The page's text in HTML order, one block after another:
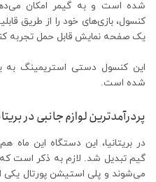
شده است و به گیمر امکان
کنسول، بازی‌های خود را از طریق
یک صفحه نمایش قابل حمل تجربه
این کنسول دستی استریمینگ به
شده است.
پردرآمدترین لوازم جانبی در
در بریتانیا، این دستگاه این
گیم تبدیل شد. لازم به ذکر است که
می‌شوند و پلی استیشن پورتال یکی